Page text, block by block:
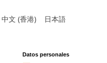
中文 (香港) 日本語
Datos personales